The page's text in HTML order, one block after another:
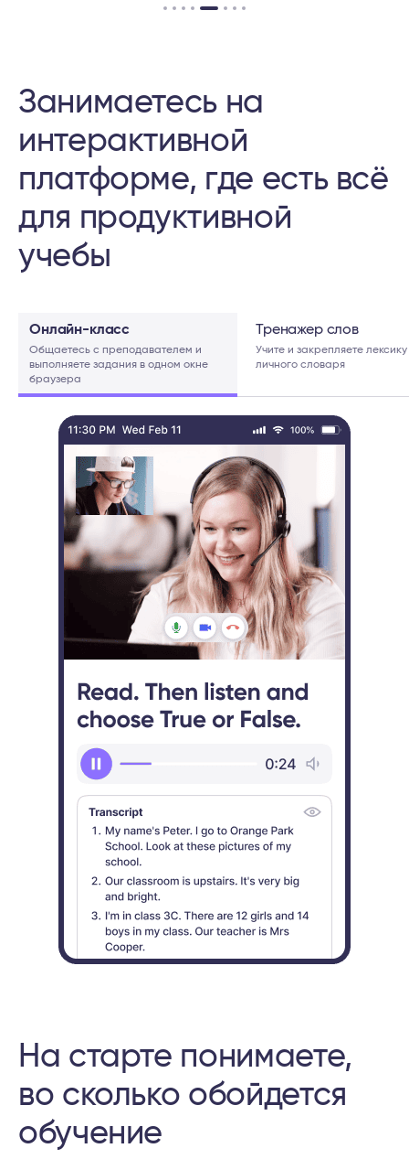
Занимаетесь на
интерактивной
платформе, где есть всё
для продуктивной
учебы
Онлайн-класс
Общаетесь с преподавателем и
выполняете задания в одном окне
браузера
Тренажер слов
Учите и закрепляете лексику
личного словаря
На старте понимаете,
во сколько обойдется
обучение